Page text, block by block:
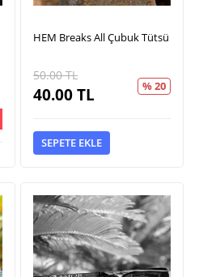
HEM Breaks All Çubuk Tütsü
50.00TL
40.00TL % 20
SEPETE EKLE